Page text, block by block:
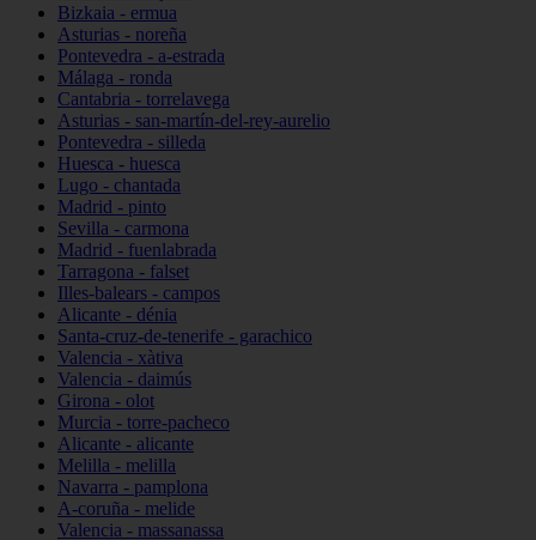
Bizkaia - ermua
Asturias - noreña
Pontevedra - a-estrada
Málaga - ronda
Cantabria - torrelavega
Asturias - san-martín-del-rey-aurelio
Pontevedra - silleda
Huesca - huesca
Lugo - chantada
Madrid - pinto
Sevilla - carmona
Madrid - fuenlabrada
Tarragona - falset
Illes-balears - campos
Alicante - dénia
Santa-cruz-de-tenerife - garachico
Valencia - xàtiva
Valencia - daimús
Girona - olot
Murcia - torre-pacheco
Alicante - alicante
Melilla - melilla
Navarra - pamplona
A-coruña - melide
Valencia - massanassa